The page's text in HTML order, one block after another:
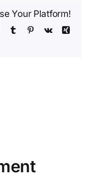
Your Platform!
Tumblr Pinterest
Vk
Xing